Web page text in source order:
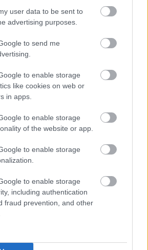
user data to be sent to
advertising purposes.
to send me
to enable storage
like cookies on web or
in apps.
to enable storage
of the website or app.
to enable storage
to enable storage
including authentication
fraud prevention, and other
távozásáról már
csapat "nagyjából
szerint az elmúlt évektől
a keret véglegesítésével az
Ferencvárosnál.
Elolvasom